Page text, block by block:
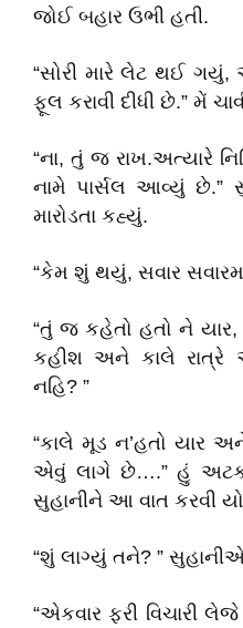
જોઈ બહાર ઉભી હતી.
“સોરી મારે લેટ થઈ ગયું,
ફૂલ કરાવી દીધી છે.” મેં
“ના, તું જ રાખ.અત્યારે
નામે પાર્સલ આવ્યું છે.”
મારોડતા કહ્યું.
“કેમ શું થયું, સવાર
“તું જ કહેતો હતો ને યાર,
કહીશ અને કાલે રાત્રે
નહિ? ”
“કાલે મૂડ ન’હતો યાર
એવું લાગે છે….” હું
સુહાનીને આ વાત કરવી
“શું લાગ્યું તને? ”
“એકવાર ફરી